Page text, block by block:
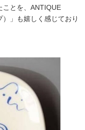
ことを、ANTIQUE
」も嬉しく感じており